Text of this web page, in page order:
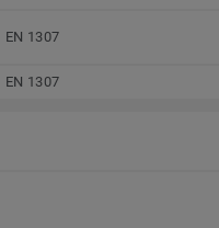
EN 1307
EN 1307